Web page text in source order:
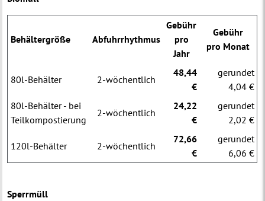
Behältergröße Abfuhrrhythmus
Gebühr
pro
Jahr
Gebühr
pro Monat
80l-Behälter 2-wöchentlich
48,44
€
gerundet
4,04 €
80l-Behälter - bei
Teilkompostierung
2-wöchentlich
24,22
€
gerundet
2,02 €
120l-Behälter 2-wöchentlich
72,66
€
gerundet
6,06 €
Sperrmüll